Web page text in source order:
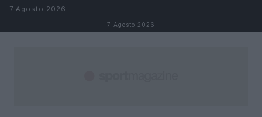
Salta al contenuto
7 Agosto 2026
7 Agosto 2026